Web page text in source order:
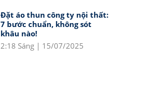
Đặt áo thun công ty nội thất:
7 bước chuẩn, không sót
khâu nào!
2:18 Sáng | 15/07/2025